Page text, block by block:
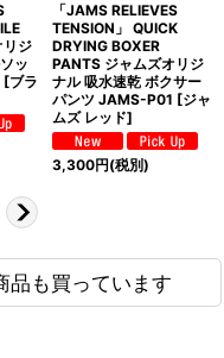
リジ
ッ
ブラ
「JAMS RELIEVES
TENSION」 QUICK
DRYING BOXER
PANTS ジャムズオリジ
ナル 吸水速乾 ボクサー
パンツ JAMS-P01 [ジャ
ムズ レッド]
3,300円(税別)
品も買っています